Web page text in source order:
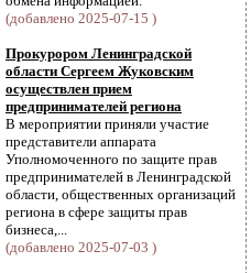
(добавлено 2025-07-15 )
Прокурором Ленинградской
области Сергеем Жуковским
осуществлен прием
предпринимателей региона
В мероприятии приняли участие
представители аппарата
Уполномоченного по защите прав
предпринимателей в Ленинградской
области, общественных организаций
региона в сфере защиты прав
бизнеса,...
(добавлено 2025-07-03 )